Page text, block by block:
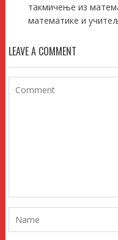
такмичење из
математике и
LEAVE A COMMENT